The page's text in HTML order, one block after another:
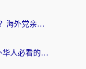
在国外怎么看咪咕视频软件？海外党亲测有效的回国加速方案
12123在国外能登录吗？海外华人必看的回国加速实用指南